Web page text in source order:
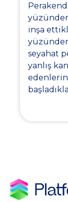
yüzünden
inşa
seyahat
yanlış
edenlerin